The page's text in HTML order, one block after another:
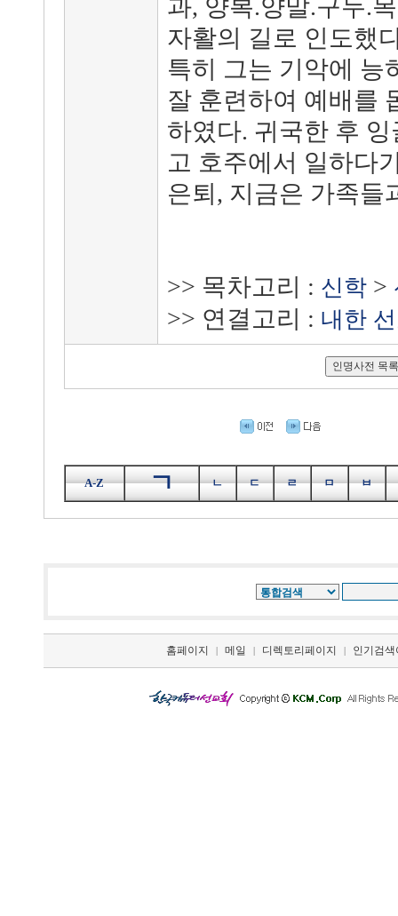
과, 양복.양말.구두.
자활의 길로 인도했
특히 그는 기악에 능
잘 훈련하여 예배를
하였다. 귀국한 후
고 호주에서 일하다
은퇴, 지금은 가족들
>> 목차고리 : 신학>
>> 연결고리 : 내한
A-Z ㄱ ㄴ ㄷ ㄹ ㅁ ㅂ
홈페이지 | 메일 | 디렉토리페이지 | 인기검색